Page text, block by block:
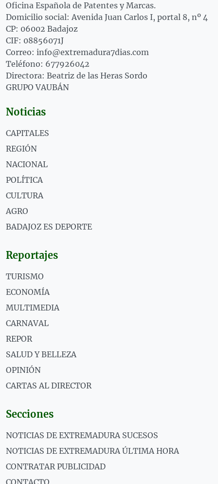
Oficina Española de Patentes y Marcas.
Domicilio social: Avenida Juan Carlos I, portal 8, nº 4
CP: 06002 Badajoz
CIF: 08856071J
Correo: info@extremadura7dias.com
Teléfono: 677926042
Directora: Beatriz de las Heras Sordo
GRUPO VAUBÁN
Noticias
CAPITALES
REGIÓN
NACIONAL
POLÍTICA
CULTURA
AGRO
BADAJOZ ES DEPORTE
Reportajes
TURISMO
ECONOMÍA
MULTIMEDIA
CARNAVAL
REPOR
SALUD Y BELLEZA
OPINIÓN
CARTAS AL DIRECTOR
Secciones
NOTICIAS DE EXTREMADURA SUCESOS
NOTICIAS DE EXTREMADURA ÚLTIMA HORA
CONTRATAR PUBLICIDAD